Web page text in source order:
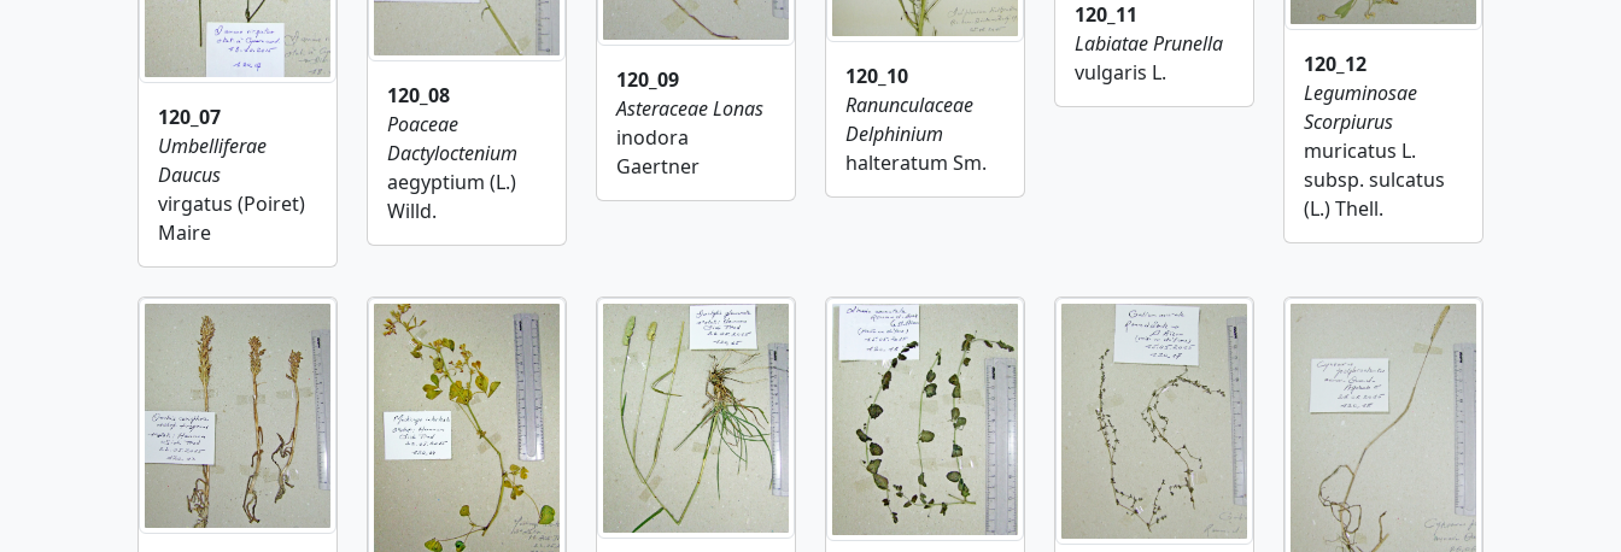
120_07
Umbelliferae
Daucus
virgatus (Poiret)
Maire
120_08
Poaceae
Dactyloctenium
aegyptium (L.)
Willd.
120_09
AsteraceaeLonas
inodora
Gaertner
120_10
Ranunculaceae
Delphinium
halteratum Sm.
120_11
LabiataePrunella
vulgaris L.
120_12
Leguminosae
Scorpiurus
muricatus L.
subsp. sulcatus
(L.) Thell.